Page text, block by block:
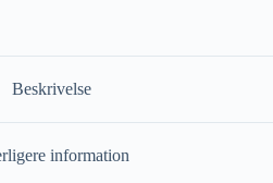
Beskrivelse
information